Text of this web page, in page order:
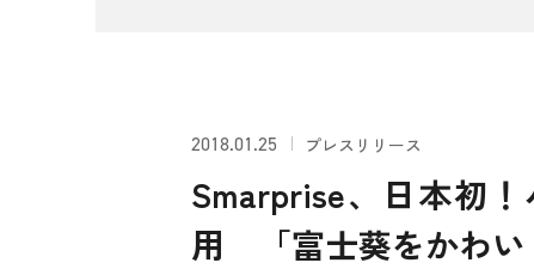
2018.01.25 プレスリリース
Smarprise、日本初
用 「富士葵をかわい